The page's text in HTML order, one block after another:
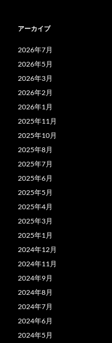
アーカイブ
2026年7月
2026年5月
2026年3月
2026年2月
2026年1月
2025年11月
2025年10月
2025年8月
2025年7月
2025年6月
2025年5月
2025年4月
2025年3月
2025年1月
2024年12月
2024年11月
2024年9月
2024年8月
2024年7月
2024年6月
2024年5月